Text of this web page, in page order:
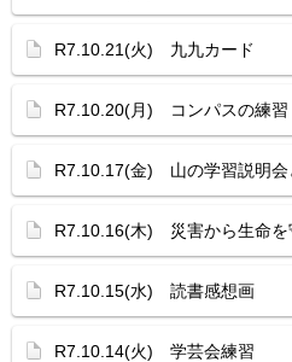
R7.10.21(火) 九九カード
R7.10.20(月) コンパスの練習
R7.10.17(金) 山の学習説明会
R7.10.16(木) 災害から生命を
R7.10.15(水) 読書感想画
R7.10.14(火) 学芸会練習